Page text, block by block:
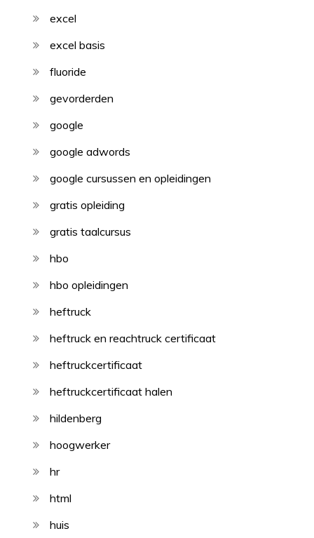
excel
excel basis
fluoride
gevorderden
google
google adwords
google cursussen en opleidingen
gratis opleiding
gratis taalcursus
hbo
hbo opleidingen
heftruck
heftruck en reachtruck certificaat
heftruckcertificaat
heftruckcertificaat halen
hildenberg
hoogwerker
hr
html
huis